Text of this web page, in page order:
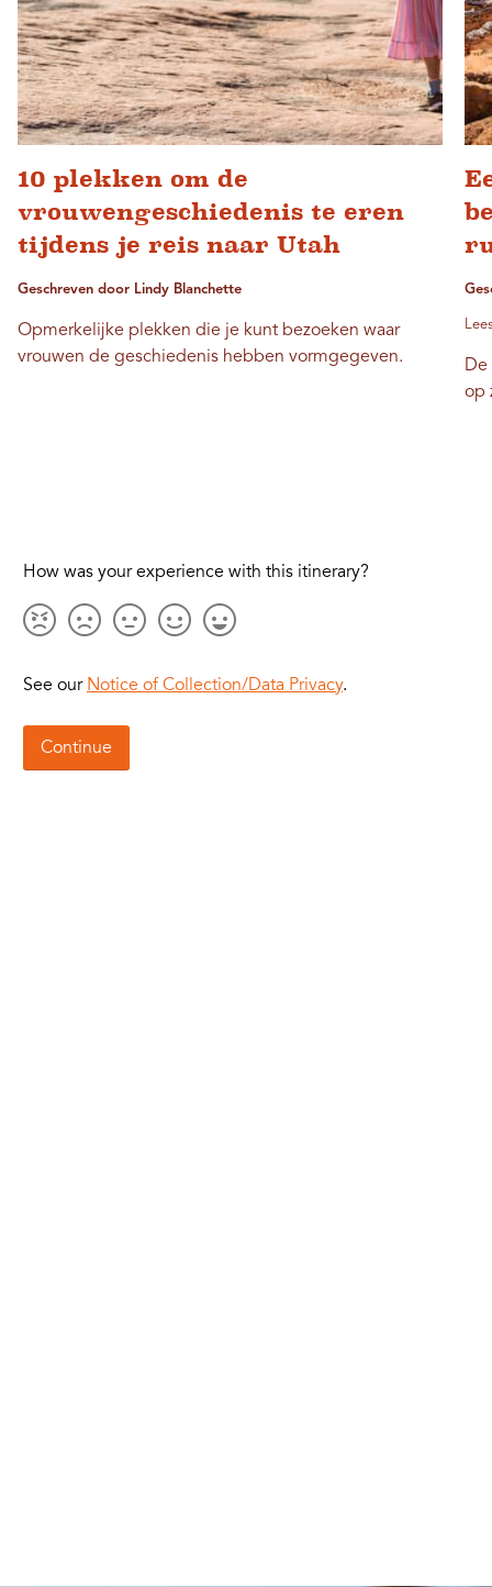
10 plekken om de
vrouwengeschiedenis te eren
tijdens je reis naar Utah
Geschreven door Lindy Blanchette
Opmerkelijke plekken die je kunt bezoeken waar
vrouwen de geschiedenis hebben vormgegeven.
De
op